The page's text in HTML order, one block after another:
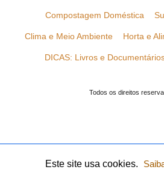
Compostagem Doméstica
Clima e Meio Ambiente Horta e
DICAS: Livros e
Todos os direitos
Este site usa cookies.